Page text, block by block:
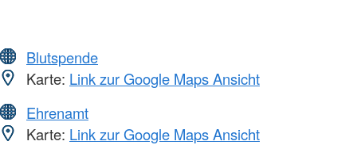
Blutspende
Karte: Link zur Google Maps Ansicht
Ehrenamt
Karte: Link zur Google Maps Ansicht